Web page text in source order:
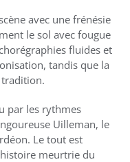
avec une frénésie
le sol avec fougue
fluides et
tandis que la
par les rythmes
Uilleman, le
Le tout est
meurtrie du